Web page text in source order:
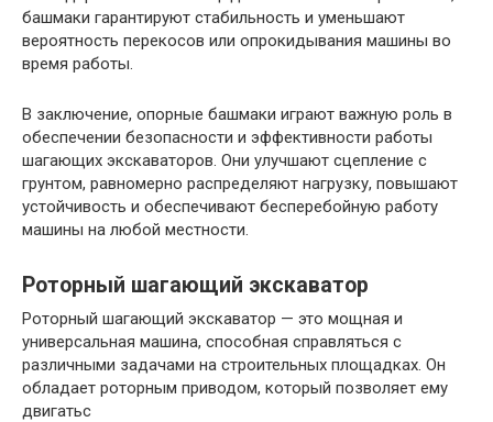
башмаки гарантируют стабильность и уменьшают
вероятность перекосов или опрокидывания машины во
время работы.
В заключение, опорные башмаки играют важную роль в
обеспечении безопасности и эффективности работы
шагающих экскаваторов. Они улучшают сцепление с
грунтом, равномерно распределяют нагрузку, повышают
устойчивость и обеспечивают бесперебойную работу
машины на любой местности.
Роторный шагающий экскаватор
Роторный шагающий экскаватор — это мощная и
универсальная машина, способная справляться с
различными задачами на строительных площадках. Он
обладает роторным приводом, который позволяет ему
двигатьс